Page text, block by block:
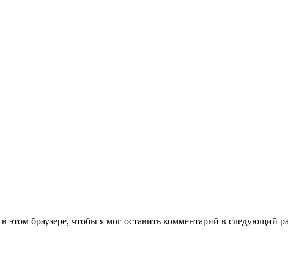
этом браузере, чтобы я мог оставить комментарий в следующий